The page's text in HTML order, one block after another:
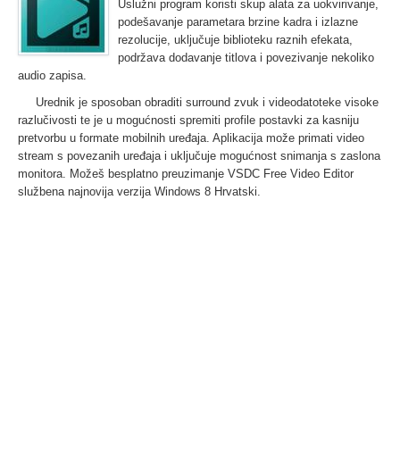
Uslužni program koristi skup alata za uokvirivanje,
podešavanje parametara brzine kadra i izlazne
rezolucije, uključuje biblioteku raznih efekata,
podržava dodavanje titlova i povezivanje nekoliko
audio zapisa.
Urednik je sposoban obraditi surround zvuk i videodatoteke visoke
razlučivosti te je u mogućnosti spremiti profile postavki za kasniju
pretvorbu u formate mobilnih uređaja. Aplikacija može primati video
stream s povezanih uređaja i uključuje mogućnost snimanja s zaslona
monitora. Možeš besplatno preuzimanje VSDC Free Video Editor
službena najnovija verzija Windows 8 Hrvatski.